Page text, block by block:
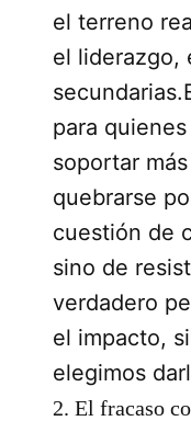
el terreno
el liderazgo,
para
soportar
quebrarse
cuestión de
sino de
verdadero
el impacto,
elegimos
2. El fracaso